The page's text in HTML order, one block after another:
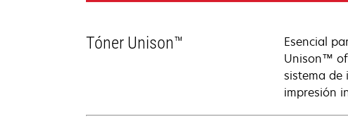
Tóner Unison™
Esencial
Unison™
sistema de
impresión